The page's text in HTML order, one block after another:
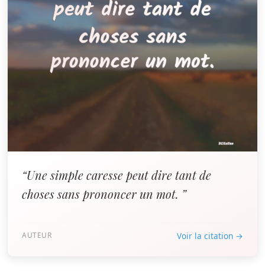
“Une simple caresse peut dire tant de
choses sans prononcer un mot. ”
AUTEUR Voir la citation →